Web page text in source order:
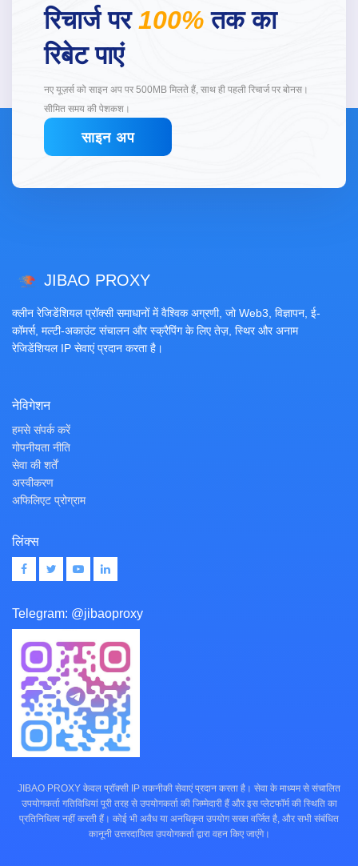
रिचार्ज पर100% तक का
रिबेट पाएं
नए यूज़र्स को साइन अप पर 500MB मिलते हैं, साथ ही पहली रिचार्ज पर बोनस।
सीमित समय की पेशकश।
साइन अप
JIBAO PROXY
क्लीन रेजिडेंशियल प्रॉक्सी समाधानों में वैश्विक अग्रणी, जो Web3, विज्ञापन, ई-
कॉमर्स, मल्टी-अकाउंट संचालन और स्क्रैपिंग के लिए तेज़, स्थिर और अनाम
रेजिडेंशियल IP सेवाएं प्रदान करता है।
नेविगेशन
हमसे संपर्क करें
गोपनीयता नीति
सेवा की शर्तें
अस्वीकरण
अफिलिएट प्रोग्राम
लिंक्स
Telegram: @jibaoproxy
JIBAO PROXY केवल प्रॉक्सी IP तकनीकी सेवाएं प्रदान करता है। सेवा के माध्यम से संचालित
उपयोगकर्ता गतिविधियां पूरी तरह से उपयोगकर्ता की जिम्मेदारी हैं और इस प्लेटफॉर्म की स्थिति का
प्रतिनिधित्व नहीं करती हैं। कोई भी अवैध या अनधिकृत उपयोग सख्त वर्जित है, और सभी संबंधित
कानूनी उत्तरदायित्व उपयोगकर्ता द्वारा वहन किए जाएंगे।